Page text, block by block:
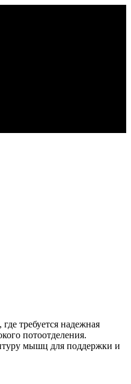
требуется надежная
потоотделения.
мышц для поддержки и